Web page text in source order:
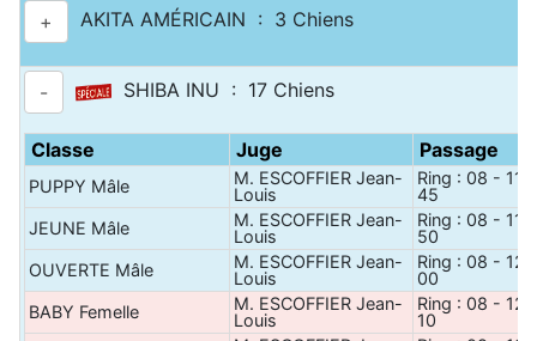
+ AKITA AMÉRICAIN : 3 Chiens
- SHIBA INU : 17 Chiens
Classe Juge Passage
PUPPY Mâle
M. ESCOFFIER Jean-
Louis
Ring : 08 - 11 h
45
JEUNE Mâle
M. ESCOFFIER Jean-
Louis
Ring : 08 - 11 h
50
OUVERTE Mâle
M. ESCOFFIER Jean-
Louis
Ring : 08 - 12
00
BABY Femelle
M. ESCOFFIER Jean-
Louis
Ring : 08 - 12
10